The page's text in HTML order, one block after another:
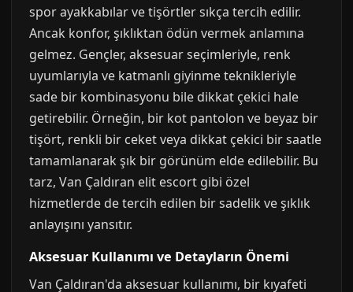
spor ayakkabılar ve tişörtler sıkça tercih edilir.
Ancak konfor, şıklıktan ödün vermek anlamına
gelmez. Gençler, aksesuar seçimleriyle, renk
uyumlarıyla ve katmanlı giyinme teknikleriyle
sade bir kombinasyonu bile dikkat çekici hale
getirebilir. Örneğin, bir kot pantolon ve beyaz bir
tişört, renkli bir ceket veya dikkat çekici bir saatle
tamamlanarak şık bir görünüm elde edilebilir. Bu
tarz, Van Çaldıran elit escort gibi özel
hizmetlerde de tercih edilen bir sadelik ve şıklık
anlayışını yansıtır.
Aksesuar Kullanımı ve Detayların Önemi
Van Çaldıran'da aksesuar kullanımı, bir kıyafeti